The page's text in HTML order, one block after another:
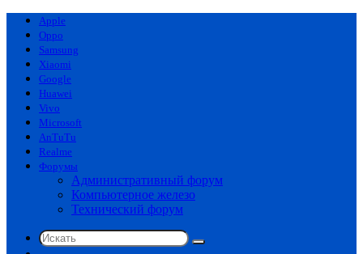
Apple
Oppo
Samsung
Xiaomi
Google
Huawei
Vivo
Microsoft
AnTuTu
Realme
Форумы
Административный форум
Компьютерное железо
Технический форум
Искать